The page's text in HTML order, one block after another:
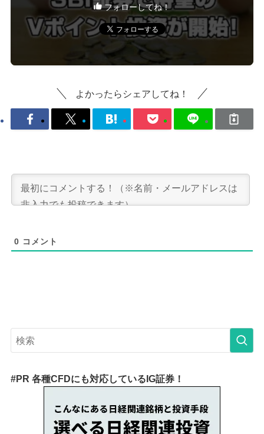
フォローしてね！
よかったらシェアしてね！
0 コメント
#PR 各種CFDにも対応しているIG証券！